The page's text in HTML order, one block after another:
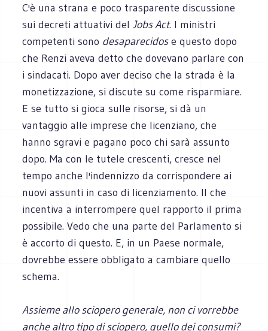
C'è una strana e poco trasparente discussione
sui decreti attuativi delJobs Act. I ministri
competenti sono desaparecidose questo dopo
che Renzi aveva detto che dovevano parlare con
i sindacati. Dopo aver deciso che la strada è la
monetizzazione, si discute su come risparmiare.
E se tutto si gioca sulle risorse, si dà un
vantaggio alle imprese che licenziano, che
hanno sgravi e pagano poco chi sarà assunto
dopo. Ma con le tutele crescenti, cresce nel
tempo anche l'indennizzo da corrispondere ai
nuovi assunti in caso di licenziamento. Il che
incentiva a interrompere quel rapporto il prima
possibile. Vedo che una parte del Parlamento si
è accorto di questo. E, in un Paese normale,
dovrebbe essere obbligato a cambiare quello
schema.
Assieme allo sciopero generale, non ci vorrebbe
anche altro tipo di sciopero, quello dei consumi?